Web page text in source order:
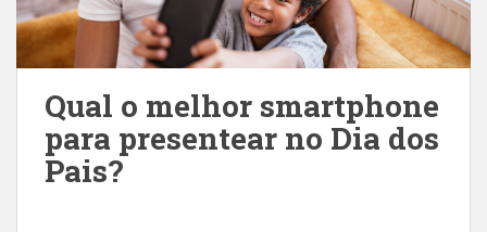
Qual o melhor smartphone
para presentear no Dia dos
Pais?